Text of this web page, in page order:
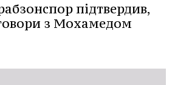
підтвердив,
з Мохамедом